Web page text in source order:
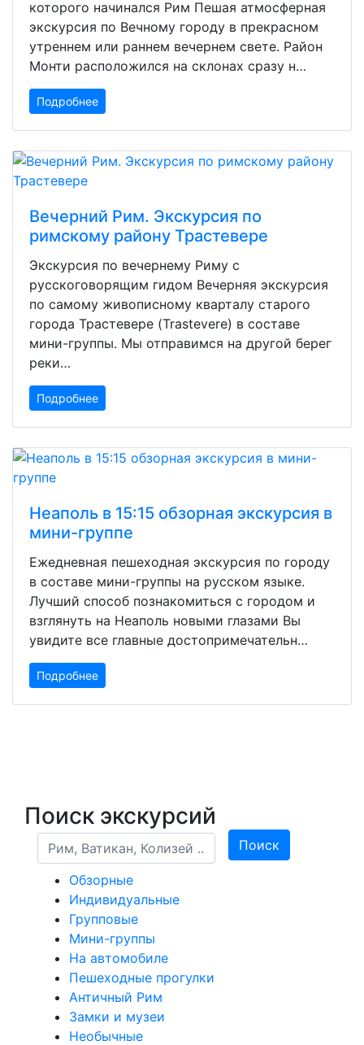
которого начинался Рим Пешая атмосферная
экскурсия по Вечному городу в прекрасном
утреннем или раннем вечернем свете. Район
Монти расположился на склонах сразу н…
Подробнее
Вечерний Рим. Экскурсия по
римскому району Трастевере
Экскурсия по вечернему Риму с
русскоговорящим гидом Вечерняя экскурсия
по самому живописному кварталу старого
города Трастевере (Trastevere) в составе
мини-группы. Мы отправимся на другой берег
реки…
Подробнее
Неаполь в 15:15 обзорная экскурсия в
мини-группе
Ежедневная пешеходная экскурсия по городу
в составе мини-группы на русском языке.
Лучший способ познакомиться с городом и
взглянуть на Неаполь новыми глазами Вы
увидите все главные достопримечательн…
Подробнее
Поиск экскурсий
Поиск Поиск
Обзорные
Индивидуальные
Групповые
Мини-группы
На автомобиле
Пешеходные прогулки
Античный Рим
Замки и музеи
Необычные